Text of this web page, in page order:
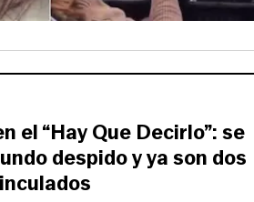
el “Hay Que Decirlo”: se
despido y ya son dos